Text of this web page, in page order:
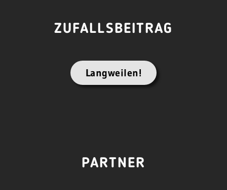
ZUFALLSBEITRAG
Langweilen!
PARTNER